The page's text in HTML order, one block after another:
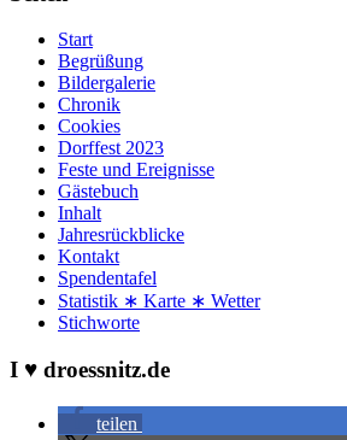
Start
Begrüßung
Bildergalerie
Chronik
Cookies
Dorffest 2023
Feste und Ereignisse
Gästebuch
Inhalt
Jahresrückblicke
Kontakt
Spendentafel
Statistik ∗ Karte ∗ Wetter
Stichworte
I ♥ droessnitz.de
teilen